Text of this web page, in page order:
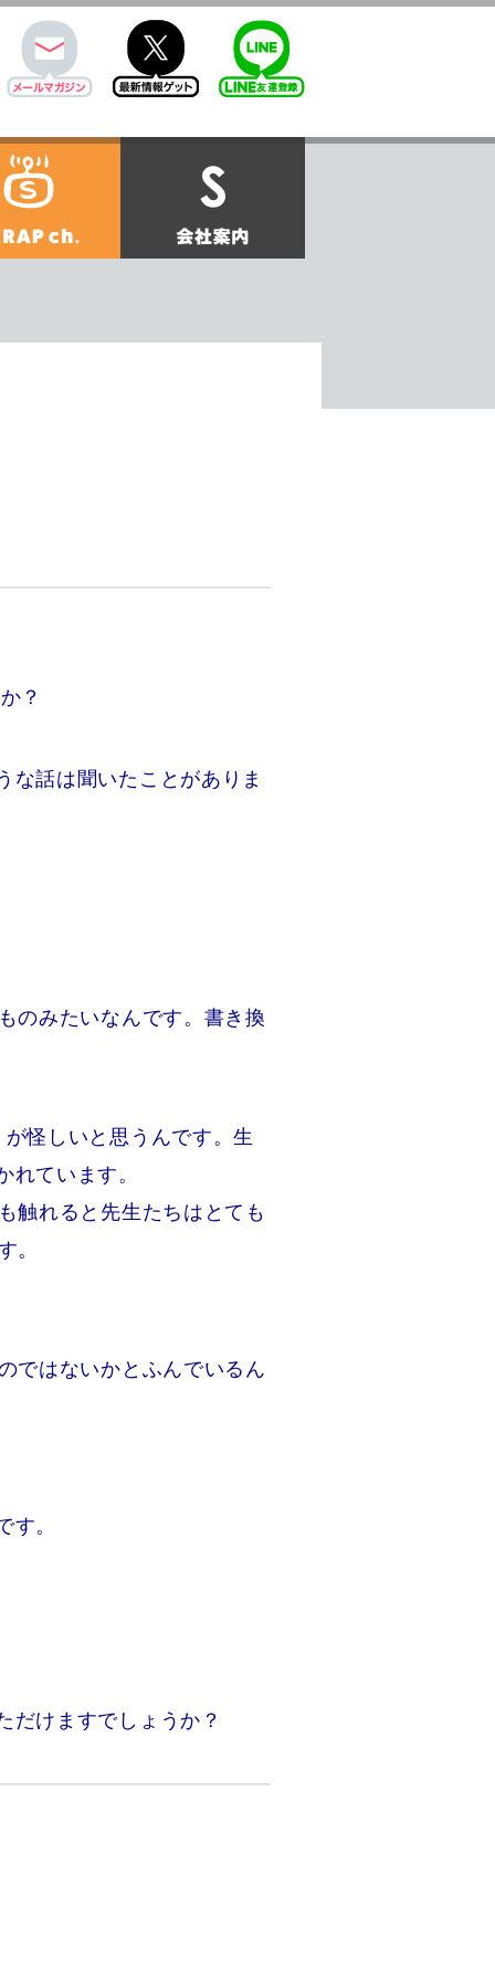
twitter
会社案内
？
な話は聞いたことがありま
のみたいなんです。書き換
怪しいと思うんです。生
ています。
触れると先生たちはとても
。
ではないかとふんでいるん
す。
だけますでしょうか？